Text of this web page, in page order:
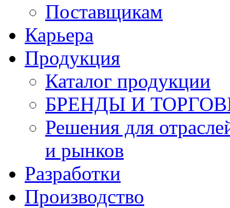
Поставщикам
Карьера
Продукция
Каталог продукции
БРЕНДЫ И
Решения для
и рынков
Разработки
Производство